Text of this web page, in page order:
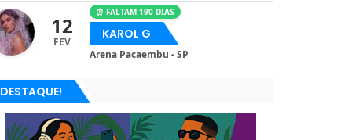
12
FEV
⏰ FALTAM 190 DIAS
KAROL G
Arena Pacaembu - SP
DESTAQUE!